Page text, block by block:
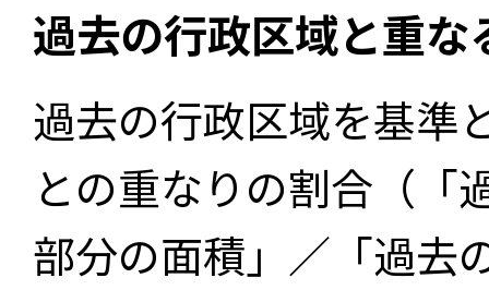
過去の行政区域と重
過去の行政区域を基準
との重なりの割合（「
部分の面積」／「過去